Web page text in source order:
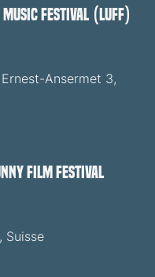
Festival (LUFF)
Ansermet 3,
Film Festival
Suisse